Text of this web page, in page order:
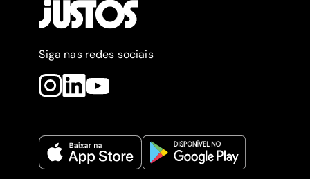
Siga nas redes sociais